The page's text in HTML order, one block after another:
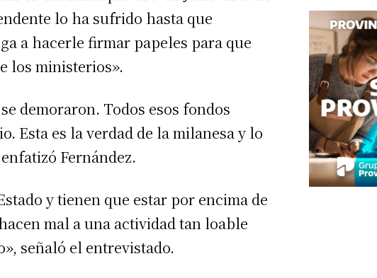
lo ha sufrido hasta que
a hacerle firmar papeles para que
los ministerios».
demoraron. Todos esos fondos
Esta es la verdad de la milanesa y lo
Fernández.
y tienen que estar por encima de
mal a una actividad tan loable
señaló el entrevistado.